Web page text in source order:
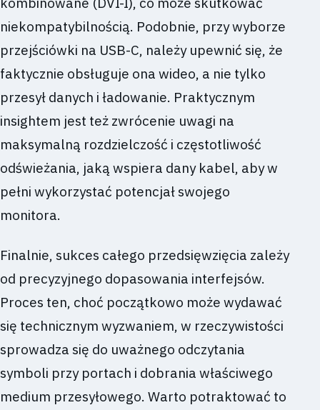
niekompatybilnością. Podobnie, przy wyborze
przejściówki na USB-C, należy upewnić się, że
faktycznie obsługuje ona wideo, a nie tylko
przesył danych i ładowanie. Praktycznym
insightem jest też zwrócenie uwagi na
maksymalną rozdzielczość i częstotliwość
odświeżania, jaką wspiera dany kabel, aby w
pełni wykorzystać potencjał swojego
monitora.
Finalnie, sukces całego przedsięwzięcia zależy
od precyzyjnego dopasowania interfejsów.
Proces ten, choć początkowo może wydawać
się technicznym wyzwaniem, w rzeczywistości
sprowadza się do uważnego odczytania
symboli przy portach i dobrania właściwego
medium przesyłowego. Warto potraktować to